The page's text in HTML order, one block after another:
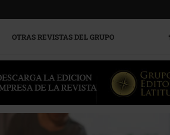
OTRAS REVISTAS DEL GRUPO